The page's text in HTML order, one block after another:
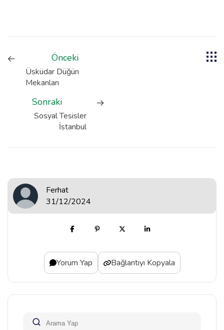
Önceki
Üsküdar Düğün
Mekanları
Sonraki
Sosyal Tesisler
İstanbul
Ferhat
31/12/2024
Yorum Yap Bağlantıyı Kopyala